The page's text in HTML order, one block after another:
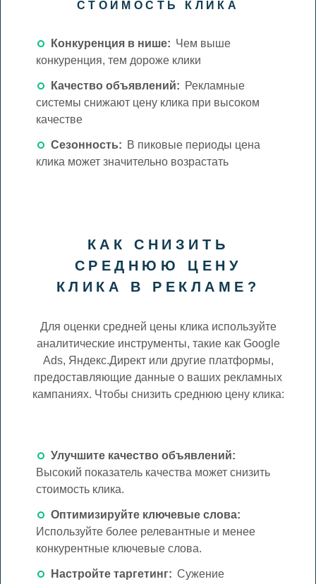
СТОИМОСТЬ КЛИКА
Конкуренция в нише: Чем выше
конкуренция, тем дороже клики
Качество объявлений: Рекламные
системы снижают цену клика при высоком
качестве
Сезонность: В пиковые периоды цена
клика может значительно возрастать
КАК СНИЗИТЬ
СРЕДНЮЮ ЦЕНУ
КЛИКА В РЕКЛАМЕ?
Для оценки средней цены клика используйте
аналитические инструменты, такие как Google
Ads, Яндекс.Директ или другие платформы,
предоставляющие данные о ваших рекламных
кампаниях. Чтобы снизить среднюю цену клика:
Улучшите качество объявлений:
Высокий показатель качества может снизить
стоимость клика.
Оптимизируйте ключевые слова:
Используйте более релевантные и менее
конкурентные ключевые слова.
Настройте таргетинг: Сужение